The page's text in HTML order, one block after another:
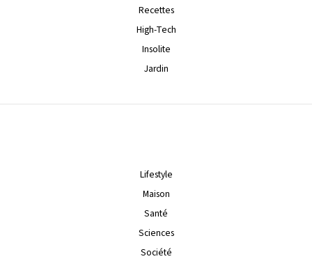
Recettes
High-Tech
Insolite
Jardin
Lifestyle
Maison
Santé
Sciences
Société